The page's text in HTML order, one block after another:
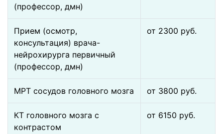
(профессор, дмн)
Прием (осмотр,
консультация) врача-
нейрохирурга первичный
(профессор, дмн)
от 2300 pуб.
МРТ сосудов головного мозга от 3800 pуб.
КТ головного мозга с
контрастом
от 6150 pуб.